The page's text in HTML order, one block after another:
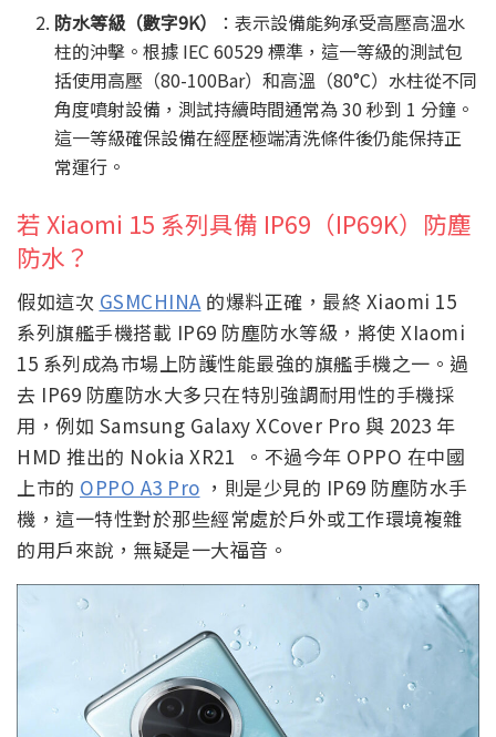
防水等級（數字9K）
：表示設備能夠承受高壓高溫水
柱的沖擊。根據 IEC 60529 標準，這一等級的測試包
括使用高壓（80-100Bar）和高溫（80°C）水柱從不同
角度噴射設備，測試持續時間通常為 30 秒到 1 分鐘。
這一等級確保設備在經歷極端清洗條件後仍能保持正
常運行。
若 Xiaomi 15 系列具備 IP69（IP69K）防塵
防水？
假如這次 GSMCHINA 的爆料正確，最終 Xiaomi 15
系列旗艦手機搭載 IP69 防塵防水等級，將使 XIaomi
15 系列成為市場上防護性能最強的旗艦手機之一。過
去 IP69 防塵防水大多只在特別強調耐用性的手機採
用，例如 Samsung Galaxy XCover Pro 與 2023 年
HMD 推出的 Nokia XR21 。不過今年 OPPO 在中國
上市的 OPPO A3 Pro ，則是少見的 IP69 防塵防水手
機，這一特性對於那些經常處於戶外或工作環境複雜
的用戶來說，無疑是一大福音。